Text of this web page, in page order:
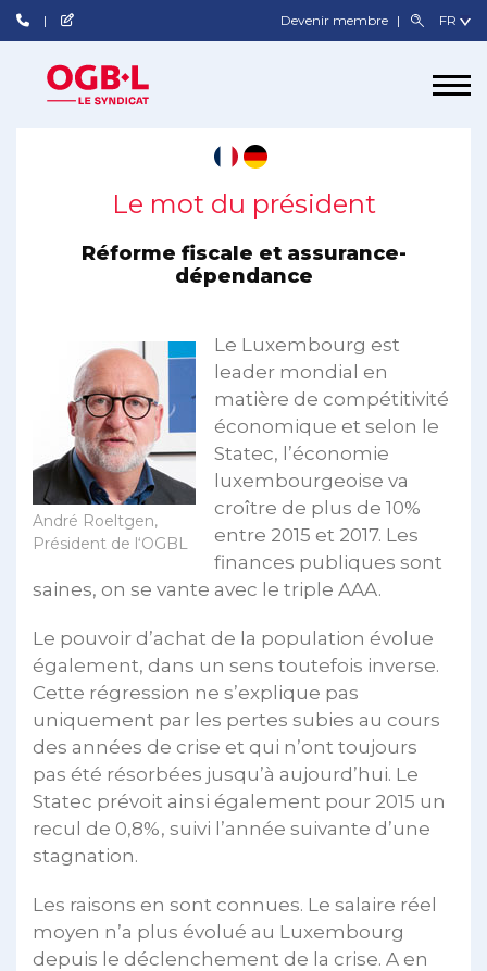
Devenir membre
Le mot du président
Réforme fiscale et assurance-
dépendance
André Roeltgen,
Président de l‘OGBL
Le Luxembourg est
leader mondial en
matière de compétitivité
économique et selon le
Statec, l’économie
luxembourgeoise va
croître de plus de 10%
entre 2015 et 2017. Les
finances publiques sont
saines, on se vante avec le triple AAA.
Le pouvoir d’achat de la population évolue
également, dans un sens toutefois inverse.
Cette régression ne s’explique pas
uniquement par les pertes subies au cours
des années de crise et qui n’ont toujours
pas été résorbées jusqu’à aujourd’hui. Le
Statec prévoit ainsi également pour 2015 un
recul de 0,8%, suivi l’année suivante d’une
stagnation.
Les raisons en sont connues. Le salaire réel
moyen n’a plus évolué au Luxembourg
depuis le déclenchement de la crise. A en